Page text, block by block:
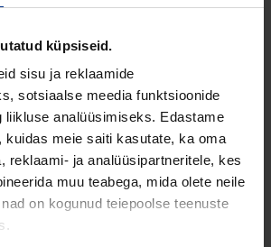
küpsiseid.
sisu ja reklaamide
sotsiaalse meedia funktsioonide
liikluse analüüsimiseks. Edastame
kuidas meie saiti kasutate, ka oma
reklaami- ja analüüsipartneritele, kes
muu teabega, mida olete neile
on kogunud teiepoolse teenuste
LÄBIVIIGUHÜLSS
110/240 VALGE
LÄBIVIIGUHÜLSS
160/240 VALGE
160 mm
PP
LÄBIVIIGUHÜLSS
50 mm